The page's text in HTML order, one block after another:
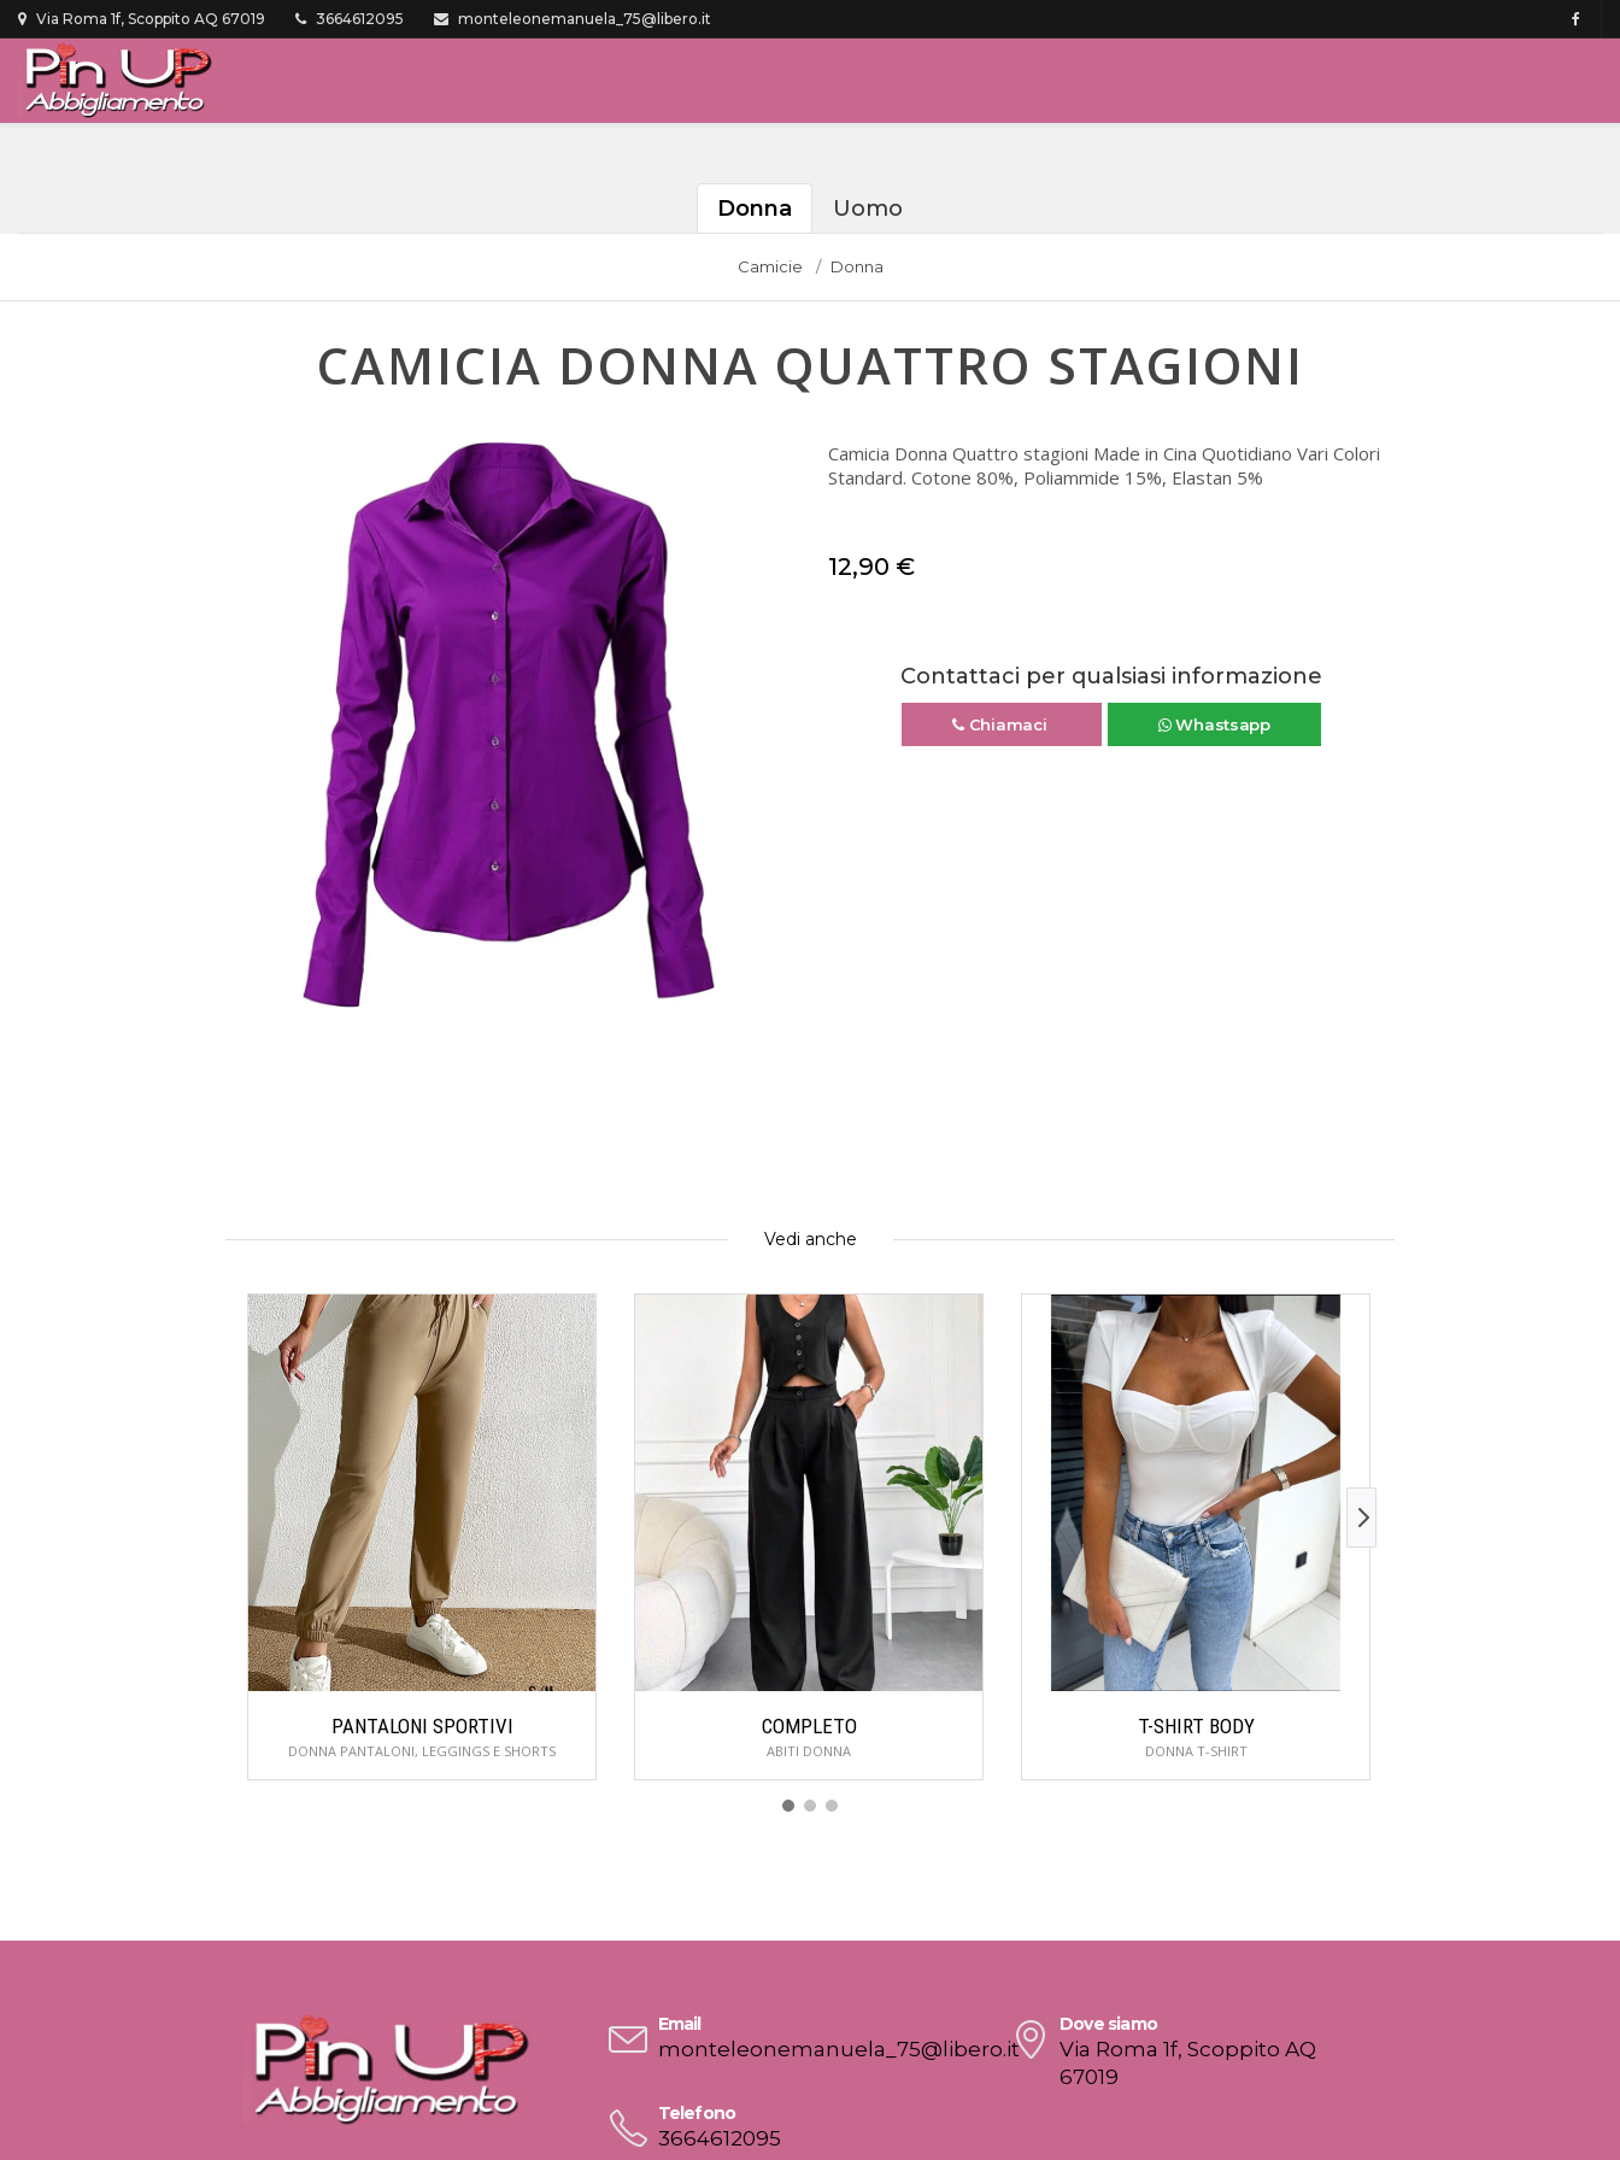
Via Roma 1f, Scoppito AQ 67019 3664612095 monteleonemanuela_75@libero.it
Donna Uomo
Camicie Donna
CAMICIA DONNA QUATTRO STAGIONI
Camicia Donna Quattro stagioni Made in Cina Quotidiano Vari Colori
Standard. Cotone 80%, Poliammide 15%, Elastan 5%
12,90 €
Contattaci per qualsiasi informazione
Chiamaci Whastsapp
Vedi anche
PANTALONI SPORTIVI
DONNA PANTALONI, LEGGINGS E SHORTS
COMPLETO
ABITI DONNA
T-SHIRT BODY
DONNA T-SHIRT
Email
monteleonemanuela_75@libero.it
Telefono
3664612095
Dove siamo
Via Roma 1f, Scoppito AQ
67019